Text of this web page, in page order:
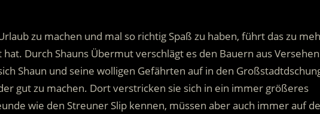
zu machen und mal so richtig Spaß zu haben, führt das zu
Durch Shauns Übermut verschlägt es den Bauern aus
Shaun und seine wolligen Gefährten auf in den
gut zu machen. Dort verstricken sie sich in ein immer größeres
wie den Streuner Slip kennen, müssen aber auch immer auf